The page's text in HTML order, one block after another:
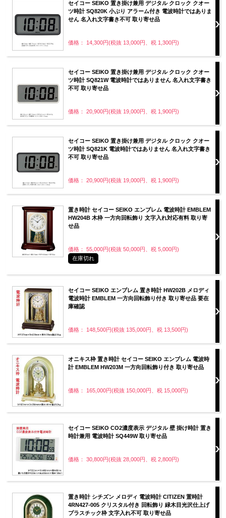
セイコー SEIKO 置き掛け兼用 デジタル クロック クオー
ツ時計 SQ820K 小ぶり アラーム付き 電波時計ではありま
せん 名入れ文字書き不可 取り寄せ品
価格： 14,300円(税抜 13,000円、税 1,300円)
セイコー SEIKO 置き掛け兼用 デジタル クロック クオー
ツ時計 SQ821W 電波時計ではありません 名入れ文字書き
不可 取り寄せ品
価格： 20,900円(税抜 19,000円、税 1,900円)
セイコー SEIKO 置き掛け兼用 デジタル クロック クオー
ツ時計 SQ821K 電波時計ではありません 名入れ文字書き
不可 取り寄せ品
価格： 20,900円(税抜 19,000円、税 1,900円)
置き時計 セイコー SEIKO エンブレム 電波時計 EMBLEM
HW204B 木枠 一方向回転飾り 文字入れ対応有料 取り寄
せ品
価格： 55,000円(税抜 50,000円、税 5,000円)
在庫切れ
セイコー SEIKO エンブレム 置き時計 HW202B メロディ
電波時計 EMBLEM 一方向回転飾り付き 取り寄せ品 要在
庫確認
価格： 148,500円(税抜 135,000円、税 13,500円)
オニキス枠 置き時計 セイコー SEIKO エンブレム 電波時
計 EMBLEM HW203M 一方向回転飾り付き 取り寄せ品
価格： 165,000円(税抜 150,000円、税 15,000円)
セイコー SEIKO CO2濃度表示 デジタル 壁 掛け時計 置き
時計兼用 電波時計 SQ449W 取り寄せ品
価格： 30,800円(税抜 28,000円、税 2,800円)
置き時計 シチズン メロディ 電波時計 CITIZEN 置時計
4RN427-005 クリスタル付き 回転飾り 緑木目光沢仕上げ
プラスチック枠 文字入れ不可 取り寄せ品